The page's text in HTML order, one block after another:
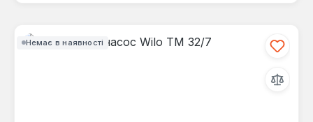
Немає в наявності